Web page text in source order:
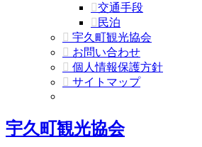
交通手段
民泊
宇久町観光協会
お問い合わせ
個人情報保護方針
サイトマップ
宇久町観光協会